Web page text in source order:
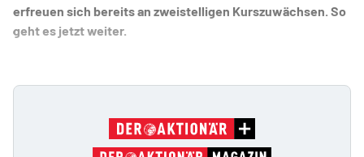
erfreuen sich bereits an zweistelligen Kurszuwächsen. So
geht es jetzt weiter.